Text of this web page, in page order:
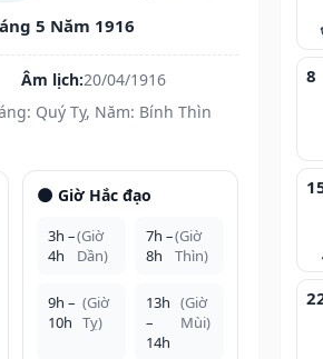
5 Năm 1916
Âm lịch:20/04/1916
Quý Tỵ, Năm: Bính Thìn
🌑 Giờ Hắc đạo
3h –
4h
(Giờ
Dần)
7h –
8h
(Giờ
Thìn)
9h –
10h
(Giờ
Tỵ)
13h
–
14h
(Giờ
Mùi)
8